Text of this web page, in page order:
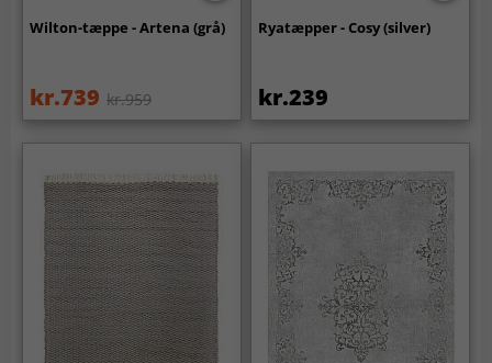
Wilton-tæppe - Artena (grå)
kr.739 kr.959
Ryatæpper - Cosy (silver)
kr.239